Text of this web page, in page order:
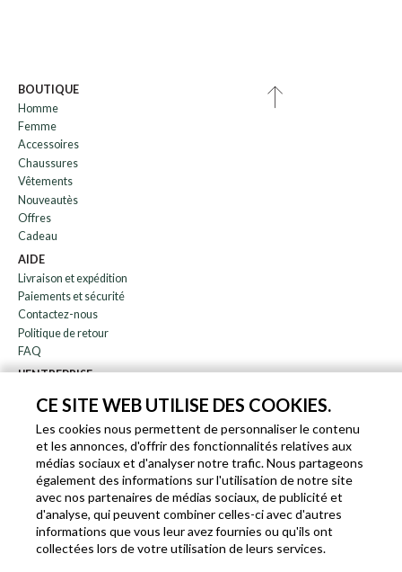
CE SITE WEB UTILISE DES COOKIES.
Les cookies nous permettent de personnaliser le contenu
et les annonces, d'offrir des fonctionnalités relatives aux
médias sociaux et d'analyser notre trafic. Nous partageons
également des informations sur l'utilisation de notre site
avec nos partenaires de médias sociaux, de publicité et
d'analyse, qui peuvent combiner celles-ci avec d'autres
informations que vous leur avez fournies ou qu'ils ont
collectées lors de votre utilisation de leurs services.
BOUTIQUE
Homme
Femme
Accessoires
Chaussures
Vêtements
Nouveautès
Offres
Cadeau
AIDE
Livraison et expédition
Paiements et sécurité
Contactez-nous
Politique de retour
FAQ
L'ENTREPRISE
À propos de nous
Blog
Affiliation
EN IT FR DE